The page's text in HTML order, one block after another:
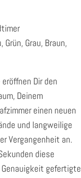
Grau, Braun,
Dir den
Deinem
einen neuen
und langweilige
Vergangenheit an.
diese
gefertigte